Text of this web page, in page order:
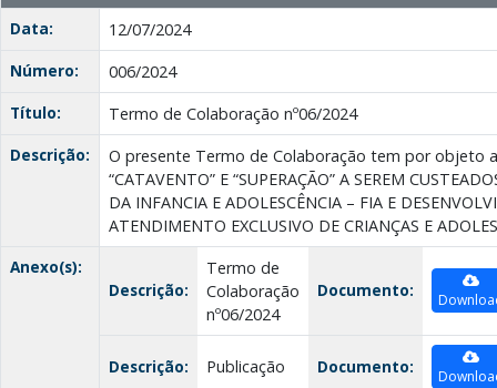
Data:
12/07/2024
Número:
006/2024
Título:
Termo de Colaboração nº06/2024
Descrição:
O presente Termo de Colaboração tem por objeto a
“CATAVENTO” E “SUPERAÇÃO” A SEREM
DA INFANCIA E ADOLESCÊNCIA – FIA E
ATENDIMENTO EXCLUSIVO DE CRIANÇAS E
Anexo(s):
Descrição:
Termo de
Colaboração
nº06/2024
Documento:
Descrição: Publicação Documento: